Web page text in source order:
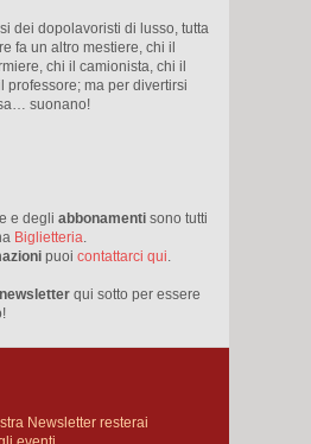
dei dopolavoristi di lusso, tutta
fa un altro mestiere, chi il
chi il camionista, chi il
professore; ma per divertirsi
suonano!
e degli abbonamenti sono tutti
Biglietteria
puoi contattarci qui
newsletter qui sotto per essere
Newsletter resterai